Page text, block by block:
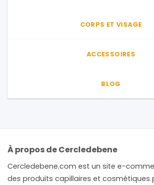
CORPS ET VISAGE
ACCESSOIRES
BLOG
À propos de Cercledebene
Cercledebene.com est un site e-
des produits capillaires et cosmétiques